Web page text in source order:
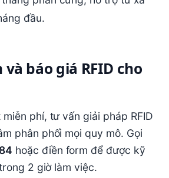
đầu.
báo giá RFID cho
miễn phí, tư vấn giải pháp RFID
phân phối mọi quy mô. Gọi
hoặc điền form để được kỹ
2 giờ làm việc.